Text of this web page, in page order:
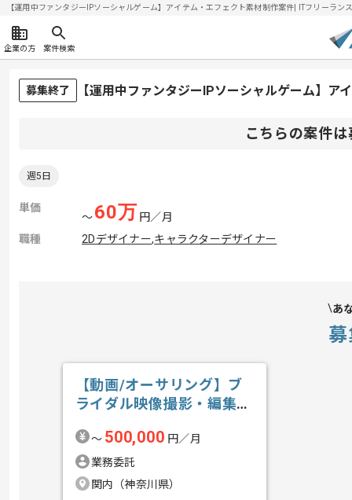
【運用中ファンタジーIPソーシャルゲーム】アイテム・エフェクト素材制作案件| ITフリーラ
企業の方 案件検索
募集終了 【運用中ファンタジーIPソーシャルゲーム】
こちらの案件
週5日
単価
〜60万 円／月
職種
2Dデザイナー,キャラクターデザイナー
あ
【動画/オーサリング】ブ
ライダル映像撮影・編集の
〜 500,000 円／月
業務委託
関内（神奈川県）